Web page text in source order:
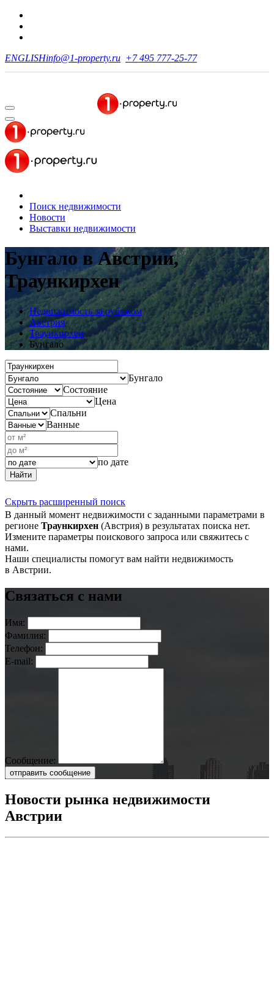
ENGLISHinfo@1-property.ru +7 495 777-25-77
Поиск недвижимости
Новости
Выставки недвижимости
Бунгало в Австрии,
Траункирхен
Недвижимость за рубежом
Австрия
Траункирхен
Бунгало
Бунгало
Состояние
Цена
Спальни
Ванные
по дате
Найти
Скрыть расширенный поиск
В данный момент недвижимости с заданными параметрами в
регионе Траункирхен (Австрия) в результатах поиска нет.
Измените параметры поискового запроса или свяжитесь с
нами.
Наши специалисты помогут вам найти недвижимость
в Австрии.
Связаться с нами
Имя:
Фамилия:
Телефон:
E-mail:
Сообщение:
отправить сообщение
Новости рынка недвижимости
Австрии